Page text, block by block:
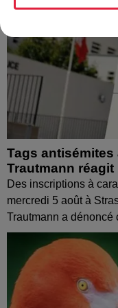
Tags
Trautmann réagit
Des inscriptions à
mercredi 5 août à
Trautmann a dénoncé